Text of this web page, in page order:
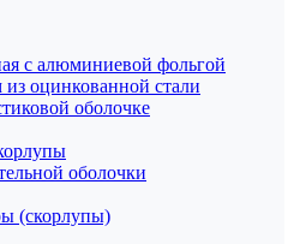
с алюминиевой фольгой
оцинкованной стали
оболочке
оболочки
(скорлупы)